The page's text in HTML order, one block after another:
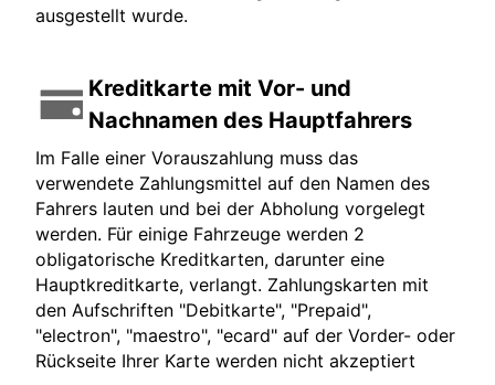
ausgestellt wurde.
Kreditkarte mit Vor- und
Nachnamen des Hauptfahrers
Im Falle einer Vorauszahlung muss das
verwendete Zahlungsmittel auf den Namen des
Fahrers lauten und bei der Abholung vorgelegt
werden. Für einige Fahrzeuge werden 2
obligatorische Kreditkarten, darunter eine
Hauptkreditkarte, verlangt. Zahlungskarten mit
den Aufschriften "Debitkarte", "Prepaid",
"electron", "maestro", "ecard" auf der Vorder- oder
Rückseite Ihrer Karte werden nicht akzeptiert